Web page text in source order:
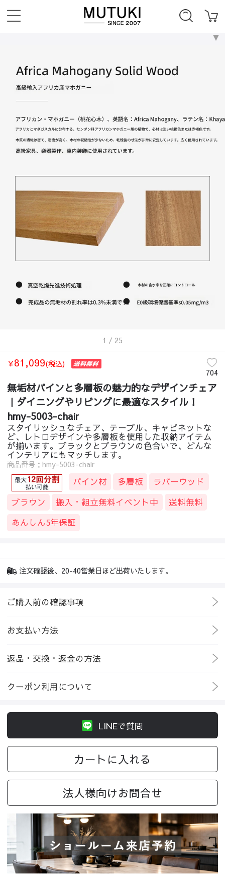
1 / 25
￥81,099(税込)
704
無垢材パインと多層板の魅力的なデザインチェア
｜ダイニングやリビングに最適なスタイル！
hmy-5003-chair
スタイリッシュなチェア、テーブル、キャビネットな
ど、レトロデザインや多層板を使用した収納アイテム
が揃います。ブラックとブラウンの色合いで、どんな
インテリアにもマッチします。
商品番号：hmy-5003-chair
パイン材 多層板
ラバーウッド
ブラウン
搬入・組立無料イベント中
送料無料
あんしん5年保証
注文確認後、20-40営業日ほど出荷いたします。
ご購入前の確認事項
お支払い方法
返品・交換・返金の方法
クーポン利用について
LINEで質問
カートに入れる
法人様向けお問合せ